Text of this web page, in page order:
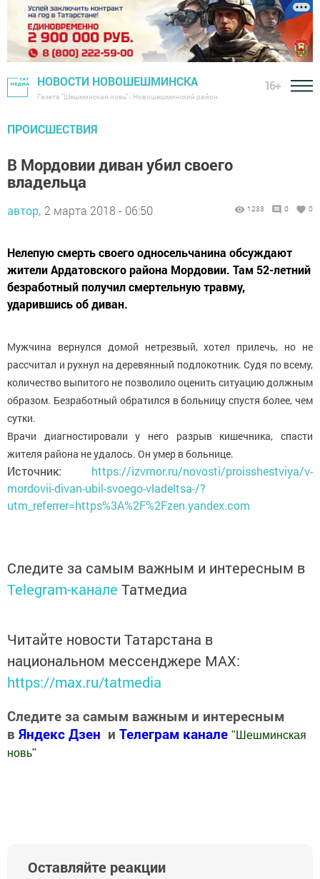
НОВОСТИ НОВОШЕШМИНСКА
Газета "Шешминская новь" - Новошешминский район
16+
ПРОИСШЕСТВИЯ
В Мордовии диван убил своего
владельца
автор, 2 марта 2018 - 06:50 1233 0 0
Нелепую смерть своего односельчанина обсуждают
жители Ардатовского района Мордовии. Там 52-летний
безработный получил смертельную травму,
ударившись об диван.
Мужчина вернулся домой нетрезвый, хотел прилечь, но не
рассчитал и рухнул на деревянный подлокотник. Судя по всему,
количество выпитого не позволило оценить ситуацию должным
образом. Безработный обратился в больницу спустя более, чем
сутки.
Врачи диагностировали у него разрыв кишечника, спасти
жителя района не удалось. Он умер в больнице.
Источник: https://izvmor.ru/novosti/proisshestviya/v-
mordovii-divan-ubil-svoego-vladeltsa-/?
utm_referrer=https%3A%2F%2Fzen.yandex.com
Следите за самым важным и интересным в
Telegram-канале Татмедиа
Читайте новости Татарстана в
национальном мессенджере MАХ:
https://max.ru/tatmedia
Следите за самым важным и интересным
в Яндекс Дзен и Телеграм канале " Шешминская
новь"
Оставляйте реакции